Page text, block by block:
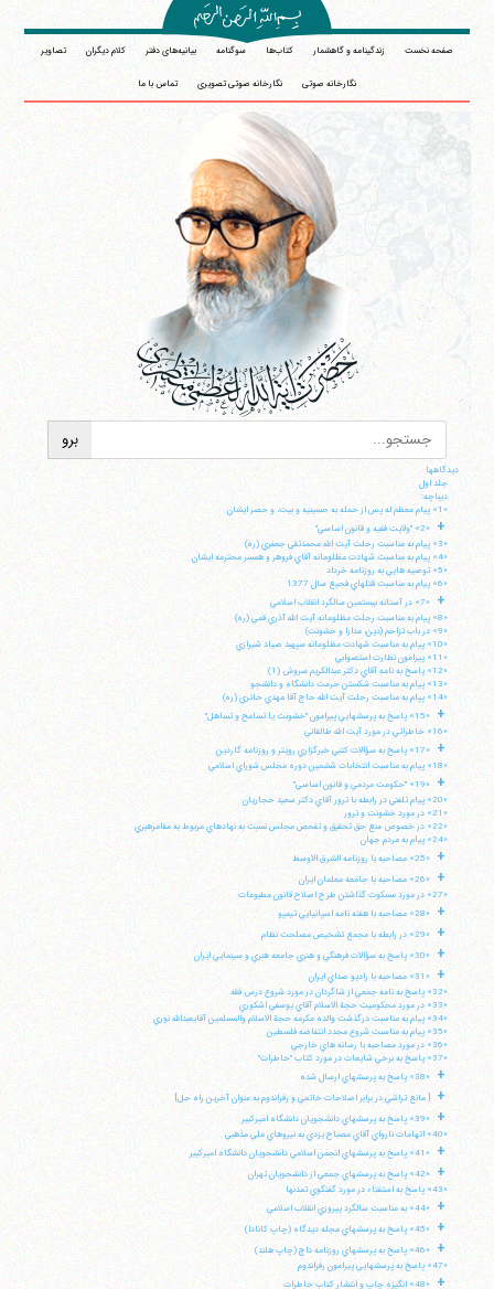
صفحه نخست زندگینامه و گاهشمار کتاب‌ها سوگنامه بیانیه‌های دفتر کلام دیگران تصاویر
نگارخانه صوتی نگارخانه صوتی تصویری تماس با ما
دیدگاهها
جلد اول
ديباچه:
«1» پيام معظم له پس از حمله به حسينيه و بيت، و حصر ايشان
+
«2» "ولايت فقيه و قانون اساسي"
«3» پيام به مناسبت رحلت آيت الله محمدتقي جعفري (ره)
«4» پيام به مناسبت شهادت مظلومانه آقاي فروهر و همسر محترمه ايشان
«5» توصيه هايي به روزنامه خرداد
«6» پيام به مناسبت قتلهاي فجيع سال 1377
+
«7» در آستانه بيستمين سالگرد انقلاب اسلامي
«8» پيام به مناسبت رحلت مظلومانه آيت الله آذري قمي (ره)
«9» در باب تزاحم (دين، مدارا و خشونت)
«10» پيام به مناسبت شهادت مظلومانه سپهبد صياد شيرازي
«11» پيرامون نظارت استصوابي
«12» پاسخ به نامه آقاي دكتر عبدالكريم سروش (1)
«13» پيام به مناسبت شكستن حرمت دانشگاه و دانشجو
«14» پپام به مناسبت رحلت آيت الله حاج آقا مهدي حائري (ره)
+
«15» پاسخ به پرسشهايي پيرامون "خشونت يا تسامح و تساهل"
«16» خاطراتي در مورد آيت الله طالقاني
+
«17» پاسخ به سؤالات كتبي خبرگزاري رويتر و روزنامه گاردين
«18» پيام به مناسبت انتخابات ششمين دوره مجلس شوراي اسلامي
+
«19» "حكومت مردمي و قانون اساسي"
«20» پيام تلفني در رابطه با ترور آقاي دكتر سعيد حجاريان
«21» در مورد خشونت و ترور
«22» در خصوص منع حق تحقيق و تفحص مجلس نسبت به نهادهاي مربوط به مقامرهبري
«24» پيام به مردم جهان
+ «25» مصاحبه با روزنامه الشرق الاوسط
+
«26» مصاحبه با جامعه معلمان ايران
«27» در مورد مسكوت گذاشتن طرح اصلاح قانون مطبوعات
+ «28» مصاحبه با هفته نامه اسپانيايي تيمپو
+ «29» در رابطه با مجمع تشخيص مصلحت نظام
+ «30» پاسخ به سؤالات فرهنگي و هنري جامعه هنري و سينمايي ايران
+
«31» مصاحبه با راديو صداي ايران
«32» پاسخ به نامه جمعي از شاگردان در مورد شروع درس فقه
«33» در مورد محكوميت حجة الاسلام آقاي يوسفي اشكوري
«34» پيام به مناسبت درگذشت والده مكرمه حجة الاسلام والمسلمين آقايعبدالله نوري
«35» پيام به مناسبت شروع مجدد انتفاضه فلسطين
«36» در مورد مصاحبه با رسانه هاي خارجي
«37» پاسخ به برخي شايعات در مورد كتاب "خاطرات"
+ «38» پاسخ به پرسشهاي ارسال شده
+ [ مانع تراشي در برابر اصلاحات خاتمي و رفراندوم به عنوان آخرين راه حل]
+
«39» پاسخ به پرسشهاي دانشجويان دانشگاه اميركبير
«40» اتهامات نارواي آقاي مصباح يزدي به نيروهاي ملي مذهبي
+ «41» پاسخ به پرسشهاي انجمن اسلامي دانشجويان دانشگاه اميركبير
+
«42» پاسخ به پرسشهاي جمعي از دانشجويان تهران
«43» پاسخ به استفتاء در مورد گفتگوي تمدنها
+ «44» به مناسبت سالگرد پيروزي انقلاب اسلامي
+ «45» پاسخ به پرسشهاي مجله ديدگاه (چاپ كانادا)
+
«46» پاسخ به پرسشهاي روزنامه داچ (چاپ هلند)
«47» پاسخ به پرسشهايي پيرامون رفراندوم
+
«48» انگيزه چاپ و انتشار كتاب خاطرات